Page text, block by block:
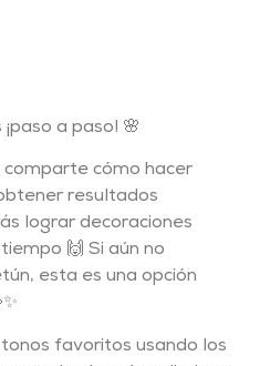
a paso! 🌸
comparte cómo hacer
resultados
lograr decoraciones
🙌 Si aún no
esta es una opción
favoritos usando los